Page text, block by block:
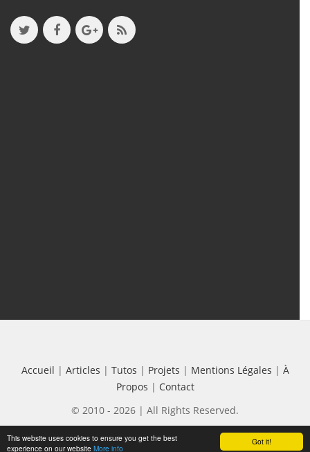
Got it!
This website uses cookies to ensure you get the best
experience on our website More info
Accueil | Articles | Tutos | Projets | Mentions Légales | À
Propos | Contact
© 2010 - 2026 | All Rights Reserved.